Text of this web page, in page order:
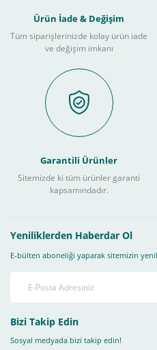
Ürün İade & Değişim
Tüm siparişlerinizde kolay ürün iade
ve değişim imkanı
Garantili Ürünler
Sitemizde ki tüm ürünler garanti
kapsamındadır.
Yeniliklerden Haberdar Ol
E-bülten aboneliği yaparak sitemizin
Bizi Takip Edin
Sosyal medyada bizi takip edin!